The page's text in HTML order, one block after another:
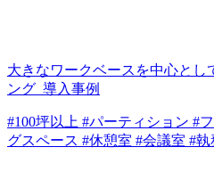
大きなワークベースを中心と
ング_導入事例
#100坪以上 #パーティション #
グスペース #休憩室 #会議室 #執